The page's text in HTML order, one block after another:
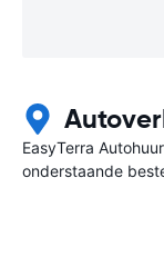
EasyTerra
onderstaande